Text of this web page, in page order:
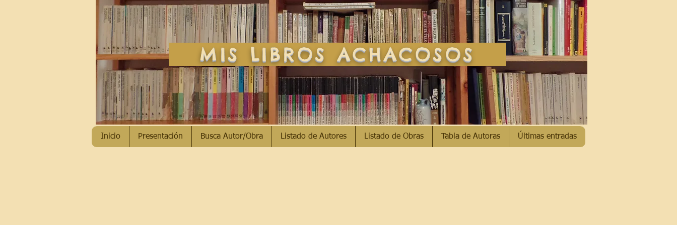
MIS LIBROS ACHACOSOS
Inicio Presentación Busca Autor/Obra Listado de Autores Listado de Obras Tabla de Autoras Últimas entradas